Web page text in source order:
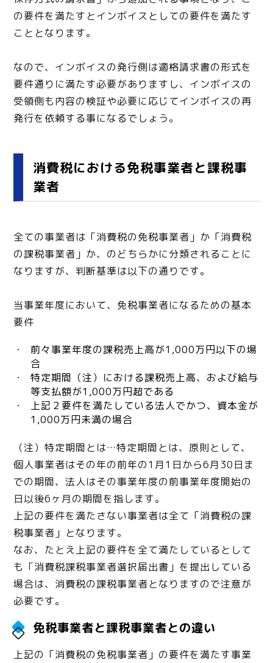
の要件を満たすとインボイスとしての要件を満たす
こととなります。
なので、インボイスの発行側は適格請求書の形式を
要件通りに満たす必要がありますし、インボイスの
受領側も内容の検証や必要に応じてインボイスの再
発行を依頼する事になるでしょう。
消費税における免税事業者と課税事
業者
全ての事業者は「消費税の免税事業者」か「消費税
の課税事業者」か、のどちらかに分類されることに
なりますが、判断基準は以下の通りです。
当事業年度において、免税事業者になるための基本
要件
前々事業年度の課税売上高が1,000万円以下の場
合
特定期間（注）における課税売上高、および給与
等支払額が1,000万円超である
上記２要件を満たしている法人でかつ、資本金が
1,000万円未満の場合
（注）特定期間とは…特定期間とは、原則として、
個人事業者はその年の前年の1月1日から6月30日ま
での期間、法人はその事業年度の前事業年度開始の
日以後6ヶ月の期間を指します。
上記の要件を満たさない事業者は全て「消費税の課
税事業者」となります。
なお、たとえ上記の要件を全て満たしているとして
も「消費税課税事業者選択届出書」を提出している
場合は、消費税の課税事業者となりますので注意が
必要です。
免税事業者と課税事業者との違い
上記の「消費税の免税事業者」の要件を満たす事業